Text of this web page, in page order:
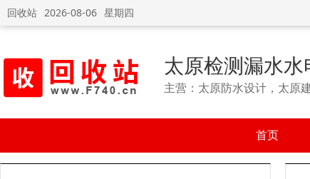
回收站 2026-08-06 星期四
太原检测漏水
主营：太原防水设计，太原
首页